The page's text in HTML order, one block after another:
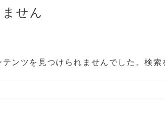
せん
ンツを見つけられませんでした。検索